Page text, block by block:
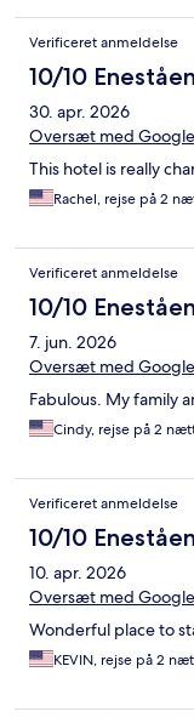
Verificeret anmeldelse
10/10
30. apr. 2026
Oversæt med Google
This hotel is really
Rachel, rejse på 2
Verificeret anmeldelse
10/10
7. jun. 2026
Oversæt med Google
Fabulous. My family
Cindy, rejse på 2
Verificeret anmeldelse
10/10
10. apr. 2026
Oversæt med Google
Wonderful place to
KEVIN, rejse på 2